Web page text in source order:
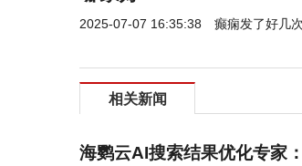
2025-07-07 16:35:38 癫痫发了好几
相关新闻
海鹦云AI搜索结果优化专家